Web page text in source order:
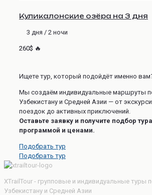
Куликалонские озёра на 3 дня
3 дня / 2 ночи
260$ 🔥
Ищете тур, который подойдёт именно
Мы создаём индивидуальные маршруты
Узбекистану и Средней Азии — от
поездок до активных приключений.
Оставьте заявку и получите подбор
программой и ценами.
Подобрать тур
Подобрать тур
XTrailTour - групповые и индивидуальные туры
Узбекистану и Средней Азии